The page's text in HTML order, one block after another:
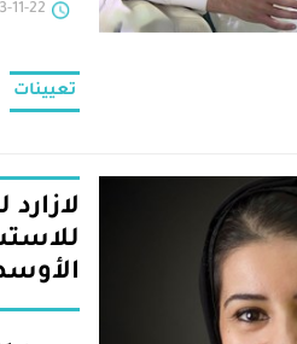
22 | 22:42
تعيينات